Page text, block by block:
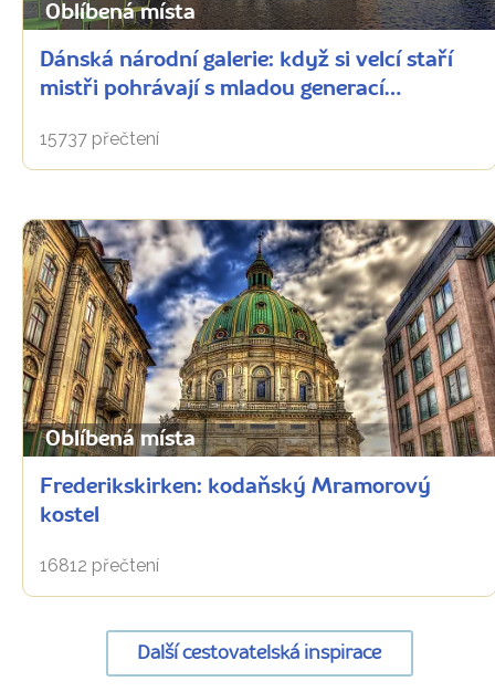
Oblíbená místa
Dánská národní galerie: když si velcí staří
mistři pohrávají s mladou generací…
15737 přečtení
Oblíbená místa
Frederikskirken: kodaňský Mramorový
kostel
16812 přečtení
Další cestovatelská inspirace